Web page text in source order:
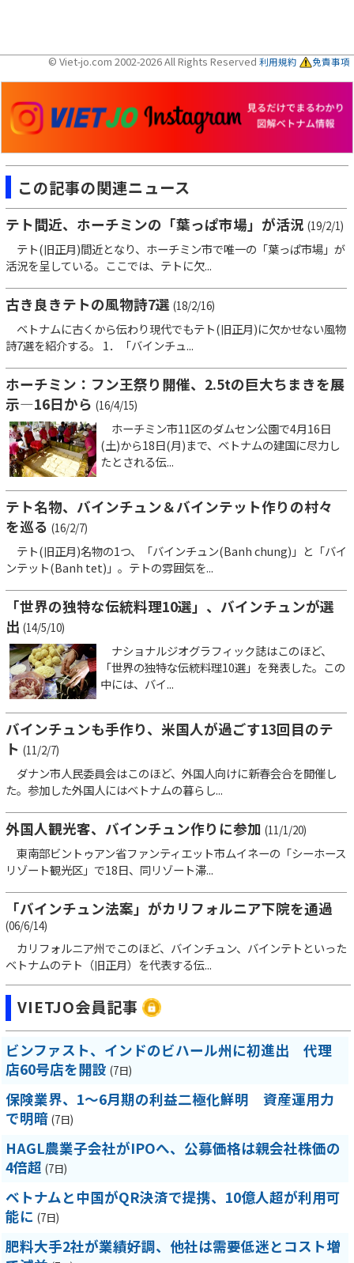
© Viet-jo.com 2002-2026 All Rights Reserved 利用規約 免責事項
この記事の関連ニュース
テト間近、ホーチミンの「葉っぱ市場」が活況 (19/2/1)
テト(旧正月)間近となり、ホーチミン市で唯一の「葉っぱ市場」が
活況を呈している。ここでは、テトに欠...
古き良きテトの風物詩7選 (18/2/16)
ベトナムに古くから伝わり現代でもテト(旧正月)に欠かせない風物
詩7選を紹介する。 1．「バインチュ...
ホーチミン：フン王祭り開催、2.5tの巨大ちまきを展
示―16日から (16/4/15)
ホーチミン市11区のダムセン公園で4月16日
(土)から18日(月)まで、ベトナムの建国に尽力し
たとされる伝...
テト名物、バインチュン＆バインテット作りの村々
を巡る (16/2/7)
テト(旧正月)名物の1つ、「バインチュン(Banh chung)」と「バイ
ンテット(Banh tet)」。テトの雰囲気を...
「世界の独特な伝統料理10選」、バインチュンが選
出 (14/5/10)
ナショナルジオグラフィック誌はこのほど、
「世界の独特な伝統料理10選」を発表した。この
中には、バイ...
バインチュンも手作り、米国人が過ごす13回目のテ
ト (11/2/7)
ダナン市人民委員会はこのほど、外国人向けに新春会合を開催し
た。参加した外国人にはベトナムの暮らし...
外国人観光客、バインチュン作りに参加 (11/1/20)
東南部ビントゥアン省ファンティエット市ムイネーの「シーホース
リゾート観光区」で18日、同リゾート滞...
「バインチュン法案」がカリフォルニア下院を通過
(06/6/14)
カリフォルニア州でこのほど、バインチュン、バインテトといった
ベトナムのテト（旧正月）を代表する伝...
VIETJO会員記事
ビンファスト、インドのビハール州に初進出 代理
店60号店を開設 (7日)
保険業界、1～6月期の利益二極化鮮明 資産運用力
で明暗 (7日)
HAGL農業子会社がIPOへ、公募価格は親会社株価の
4倍超 (7日)
ベトナムと中国がQR決済で提携、10億人超が利用可
能に (7日)
肥料大手2社が業績好調、他社は需要低迷とコスト増